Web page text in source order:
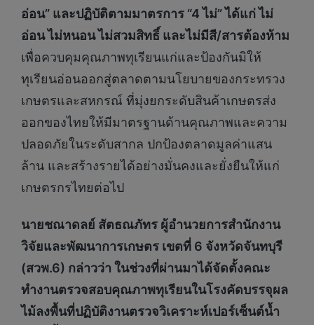
อ่อน” และปฏิบัติตามมาตรการ “4 ไม่” ได้แก่ ไม่
อ่อน ไม่หนอน ไม่สวมสิทธิ์ และไม่มีสี/สารต้องห้าม
เพื่อควบคุมคุณภาพทุเรียนแก่และป้องกันมิให้
ทุเรียนอ่อนออกสู่ตลาดตามนโยบายของกระทรวง
เกษตรและสหกรณ์ ที่มุ่งยกระดับสินค้าเกษตรส่ง
ออกของไทยให้มีมาตรฐานด้านคุณภาพและความ
ปลอดภัยในระดับสากล ปกป้องตลาดมูลค่าแสน
ล้าน และสร้างรายได้อย่างมั่นคงและยั่งยืนให้แก่
เกษตรกรไทยต่อไป
นายชณาดลย์ สัตธณภัทร ผู้อำนวยการสำนักงาน
วิจัยและพัฒนาการเกษตร เขตที่ 6 จังหวัดจันทบุรี
(สวพ.6) กล่าวว่า ในช่วงที่ผ่านมาได้จัดตั้งคณะ
ทำงานตรวจสอบคุณภาพทุเรียนในโรงคัดบรรจุผล
ไม้ลงพื้นที่ปฏิบัติงานตรวจวิเคราะห์เปอร์เซ็นต์น้ำ